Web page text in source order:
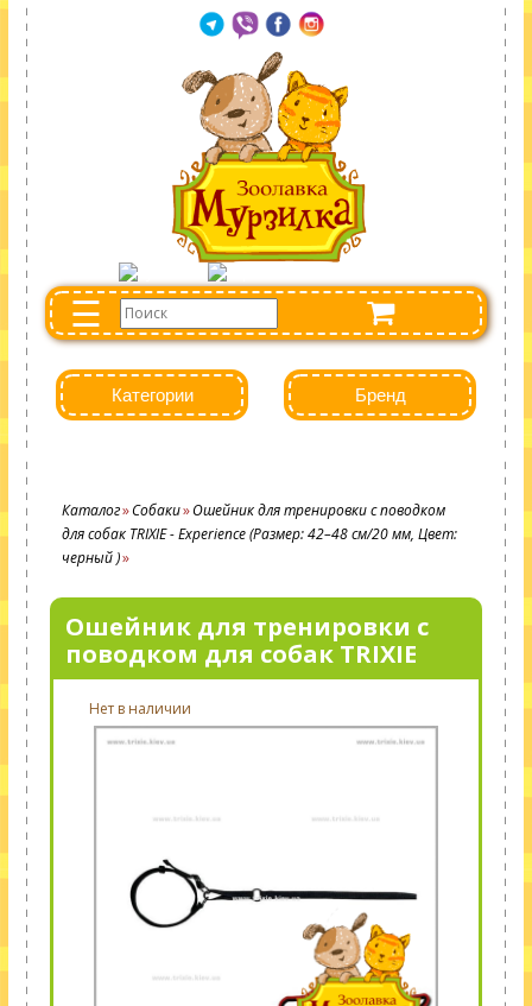
☰
Категории Бренд
Каталог Собаки Ошейник для тренировки с поводком
для собак TRIXIE - Experience (Размер: 42–48 см/20 мм, Цвет:
черный )
Ошейник для тренировки с
поводком для собак TRIXIE
Нет в наличии